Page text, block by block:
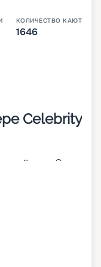
КОЛИЧЕСТВО КАЮТ
1646
Celebrity
году. Он
к классу
гостям
разместить
судно